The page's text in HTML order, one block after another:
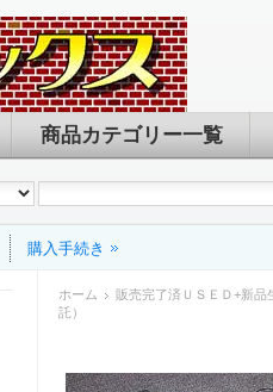
商品カテゴリー一覧
購入手続き
ホーム 販売完了済ＵＳＥＤ+新品
託）